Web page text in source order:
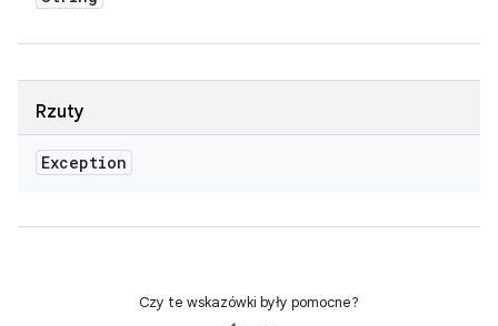
Rzuty
Exception
Czy te wskazówki były pomocne?